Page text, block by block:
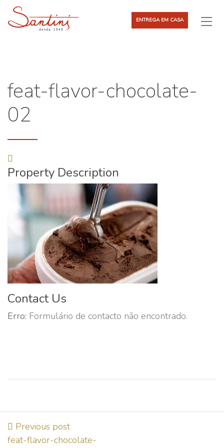
ENTREGA EM CASA
feat-flavor-chocolate-
02
Property Description
Contact Us
Erro: Formulário de contacto não encontrado.
Previous post
feat-flavor-chocolate-